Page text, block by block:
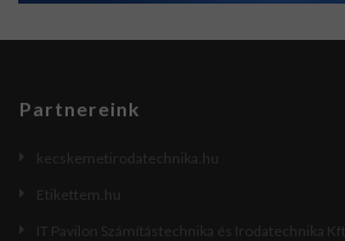
Partnereink
kecskemetirodatechnika.hu
Etikettem.hu
IT Pavilon Számítástechnika és Irodatechnika Kft.